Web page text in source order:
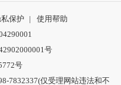
保护 |
使用帮助
号
号
7832337(仅受理网站违法和不